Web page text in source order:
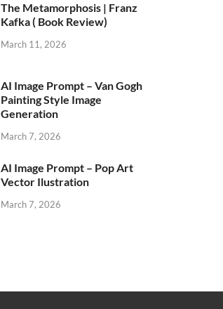
The Metamorphosis | Franz
Kafka ( Book Review)
March 11, 2026
AI Image Prompt – Van Gogh
Painting Style Image
Generation
March 7, 2026
AI Image Prompt – Pop Art
Vector Ilustration
March 7, 2026